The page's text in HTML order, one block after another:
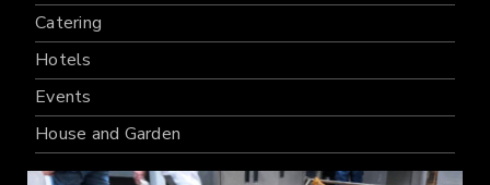
Catering
Hotels
Events
House and Garden